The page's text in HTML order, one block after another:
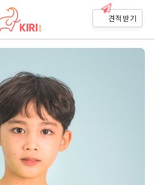
견적받기